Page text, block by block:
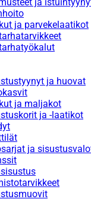
ja parvekelaatikot
ja huovat
ja maljakot
ja -laatikot
ja